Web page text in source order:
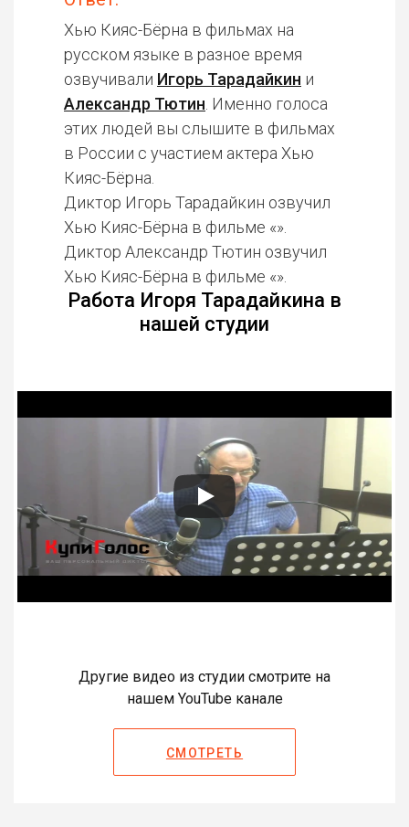
Хью Кияс-Бёрна в фильмах на
русском языке в разное время
озвучивали Игорь Тарадайкин и
Александр Тютин . Именно голоса
этих людей вы слышите в фильмах
в России с участием актера Хью
Кияс-Бёрна.
Диктор Игорь Тарадайкин озвучил
Хью Кияс-Бёрна в фильме «».
Диктор Александр Тютин озвучил
Хью Кияс-Бёрна в фильме «».
Работа Игоря Тарадайкина в
нашей студии
Другие видео из студии смотрите на
нашем YouTube канале
СМОТРЕТЬ